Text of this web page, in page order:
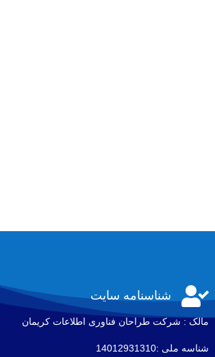
 شناسنامه سایت
مالک : شرکت طراحان فناوری اطلاعات كريمان
شناسه ملی :14012931310